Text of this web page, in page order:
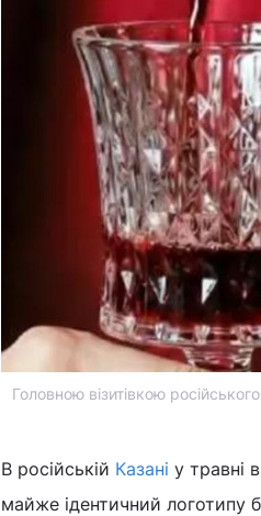
Головною візитівкою
В російській Казані у травні
майже ідентичний логотипу